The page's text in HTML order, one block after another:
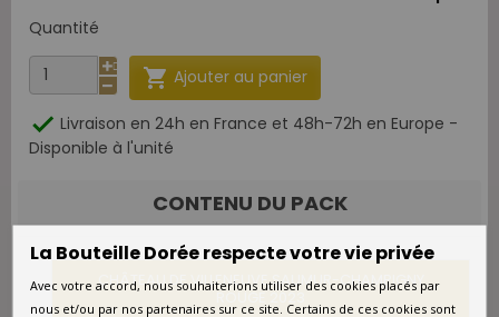
Quantité
 Ajouter au panier
 Livraison en 24h en France et 48h-72h en Europe -
Disponible à l'unité
CONTENU DU PACK
CHÂTEAU DE VILLENEUVE SAUMUR-CHAMPIGNY
La Bouteille Dorée respecte votre vie privée
Avec votre accord, nous souhaiterions utiliser des cookies placés par
nous et/ou par nos partenaires sur ce site. Certains de ces cookies sont